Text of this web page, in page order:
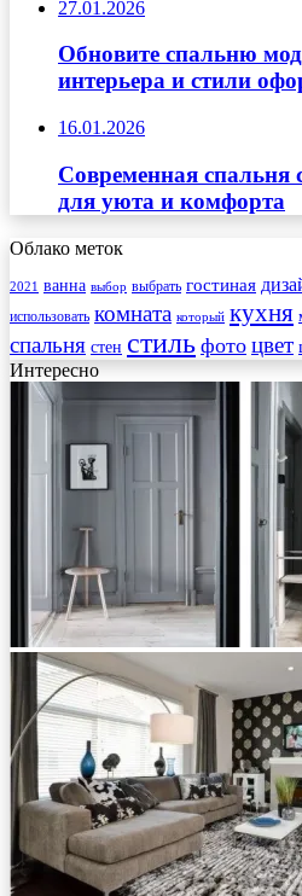
27.01.2026
Обновите спальню
интерьера и стили
16.01.2026
Современная спальня
для уюта и комфорта
Облако меток
2021 ванна выбор выбрать гостиная
использовать комната который кухня
спальня стен стиль фото цвет
Интересно